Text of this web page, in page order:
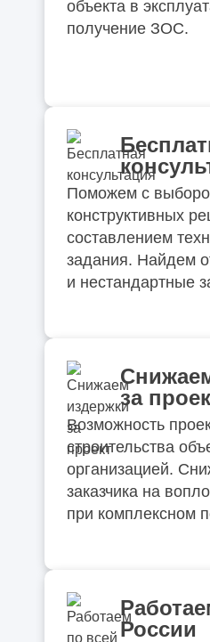
объекта в
получение ЗОС.
Поможем с
конструктивных
составлением
задания. Найдем
и нестандартные
за
Возможность
строительства
организацией.
заказчика на
при комплексном
России